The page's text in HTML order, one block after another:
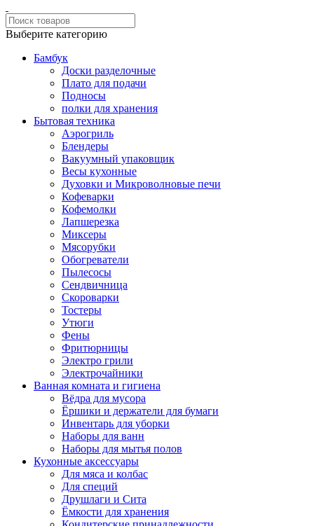
Выберите категорию
Бамбук
Доски разделочные
Плато для подачи
Подносы
полки для хранения
Бытовая техника
Аэрогриль
Блендеры
Вакуумный упаковщик
Весы кухонные
Духовки и Микроволновые печи
Кофеварки
Кофемолки
Лапшерезка
Миксеры
Мясорубки
Обогреватели
Пылесосы
Сендвичница
Скороварки
Тостеры
Утюги
Фены
Фритюрницы
Электро грили
Электрочайники
Ванная комната и гигиена
Вёдра для мусора
Ёршики и держатели для бумаги
Инвентарь для уборки
Наборы для ванн
Наборы для мытья полов
Кухонные аксессуары
Для мяса и колбас
Для специй
Друшлаги и Сита
Ёмкости для хранения